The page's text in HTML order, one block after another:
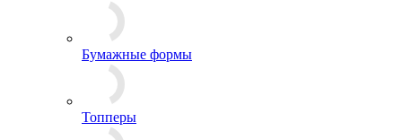
Бумажные формы
Топперы